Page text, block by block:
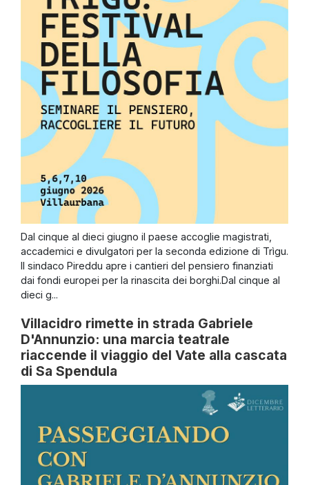
Dal cinque al dieci giugno il paese accoglie magistrati,
accademici e divulgatori per la seconda edizione di Trìgu.
Il sindaco Pireddu apre i cantieri del pensiero finanziati
dai fondi europei per la rinascita dei borghi.Dal cinque al
dieci g...
Villacidro rimette in strada Gabriele
D'Annunzio: una marcia teatrale
riaccende il viaggio del Vate alla cascata
di Sa Spendula